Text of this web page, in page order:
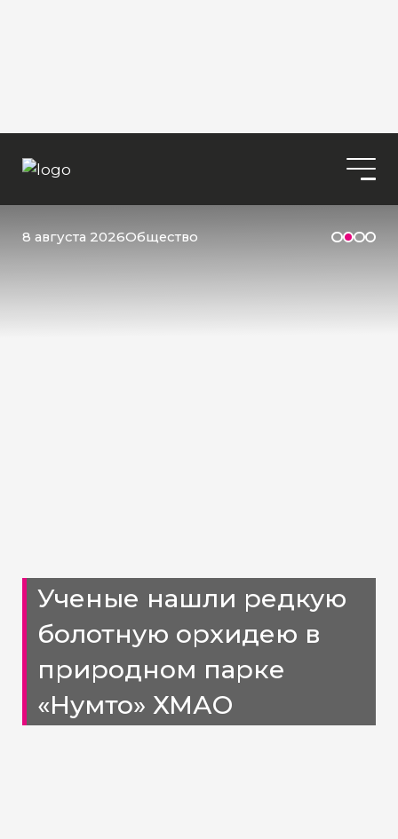
8 августа 2026Общество
Ученые нашли редкую
болотную орхидею в
природном парке
«Нумто» ХМАО